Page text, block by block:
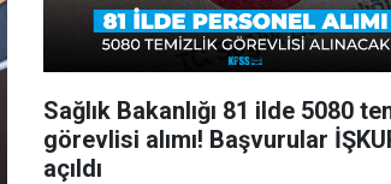
Sağlık Bakanlığı 81 ilde 5080
görevlisi alımı! Başvurular
açıldı